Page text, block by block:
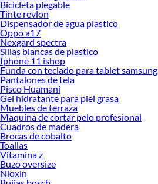
Bicicleta plegable
Tinte revlon
Dispensador de agua plastico
Oppo a17
Nexgard spectra
Sillas blancas de plastico
Iphone 11 ishop
Funda con teclado para tablet samsung
Pantalones de tela
Pisco Huamani
Gel hidratante para piel grasa
Muebles de terraza
Maquina de cortar pelo profesional
Cuadros de madera
Brocas de cobalto
Toallas
Vitamina z
Buzo oversize
Nioxin